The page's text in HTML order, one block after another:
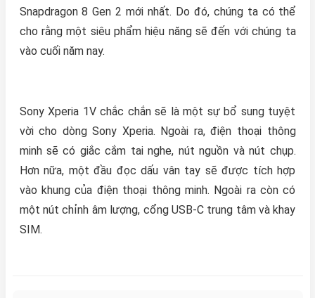
Snapdragon 8 Gen 2 mới nhất. Do đó, chúng ta có thể
cho rằng một siêu phẩm hiệu năng sẽ đến với chúng ta
vào cuối năm nay.
Sony Xperia 1V chắc chắn sẽ là một sự bổ sung tuyệt
vời cho dòng Sony Xperia. Ngoài ra, điện thoại thông
minh sẽ có giắc cắm tai nghe, nút nguồn và nút chụp.
Hơn nữa, một đầu đọc dấu vân tay sẽ được tích hợp
vào khung của điện thoại thông minh. Ngoài ra còn có
một nút chỉnh âm lượng, cổng USB-C trung tâm và khay
SIM.